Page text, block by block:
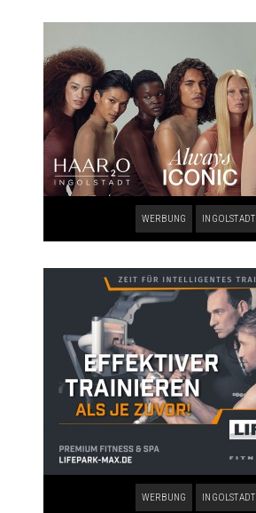
WERBUNG INGOLSTADT
WERBUNG INGOLSTADT